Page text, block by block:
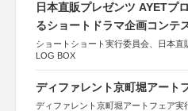
日本直販プレゼンツ AYETプ
るショートドラマ企画コンテ
ショートショート実行委員会、日本直
LOG BOX
ディファレント京町堀アート
ディファレント京町堀アートフェア実